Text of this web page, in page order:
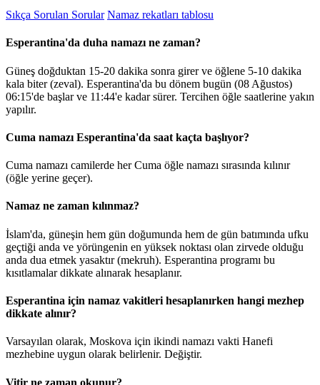
Sıkça Sorulan Sorular Namaz rekatları tablosu
Esperantina'da duha namazı ne zaman?
Güneş doğduktan 15-20 dakika sonra girer ve öğlene 5-10 dakika
kala biter (zeval). Esperantina'da bu dönem bugün (08 Ağustos)
06:15'de başlar ve 11:44'e kadar sürer. Tercihen öğle saatlerine yakın
yapılır.
Cuma namazı Esperantina'da saat kaçta başlıyor?
Cuma namazı camilerde her Cuma öğle namazı sırasında kılınır
(öğle yerine geçer).
Namaz ne zaman kılınmaz?
İslam'da, güneşin hem gün doğumunda hem de gün batımında ufku
geçtiği anda ve yörüngenin en yüksek noktası olan zirvede olduğu
anda dua etmek yasaktır (mekruh). Esperantina programı bu
kısıtlamalar dikkate alınarak hesaplanır.
Esperantina için namaz vakitleri hesaplanırken hangi mezhep
dikkate alınır?
Varsayılan olarak, Moskova için ikindi namazı vakti Hanefi
mezhebine uygun olarak belirlenir. Değiştir.
Vitir ne zaman okunur?